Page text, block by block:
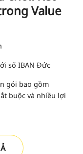
Value
số IBAN Đức
gói bao gồm
buộc và nhiều lợi